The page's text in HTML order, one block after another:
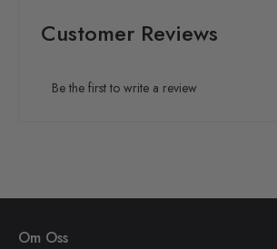
Customer Reviews
Be the first to write a review
Om Oss